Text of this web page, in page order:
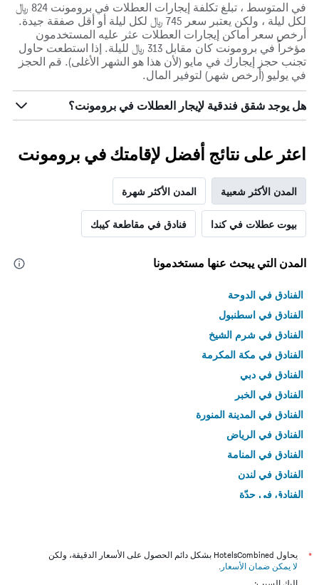
في المتوسط ، تبلغ تكلفة إيجارات العطلات في برومونت 824 ﷼
لكل ليلة ، ولكن يعتبر سعر 745 ﷼ لكل ليلة أو أقل صفقة جيدة.
أرخص سعر أماكن إيجارات العطلات عثر عليه المستخدمون
مؤخراً في برومونت كان مقابل 313 ﷼ لليلة. إذا استطعت حاول
تجنب حجز إيجارك في مايو (لأن هذا هو الشهر الأغلى). قم الحجز
في يوليو (أرخص شهر) لتوفير المال.
هل يوجد شقق فندقية لإيجار العطلات في برومونت؟
اعثر على نتائج أفضل لإقامتك في برومونت
المدن الأكثر شعبية المدن الأكثر شهرة
بيوت عطلات في كندا فنادق في مقاطعة كيبك
المدن التي يبحث عنها مستخدمونا
الفنادق في الدوحة
الفنادق في اسطنبول
الفنادق في شرم الشيخ
الفنادق في مكة المكرمة
الفنادق في دبي
الفنادق في الخبر
الفنادق في المدينة المنورة
الفنادق في الرياض
الفنادق في المنامة
الفنادق في لندن
الفنادق في جدّة
*
يحاول HotelsCombined بشكل دائم الحصول على الأسعار الدقيقة، ولكن
لا يمكن ضمان الأسعار .